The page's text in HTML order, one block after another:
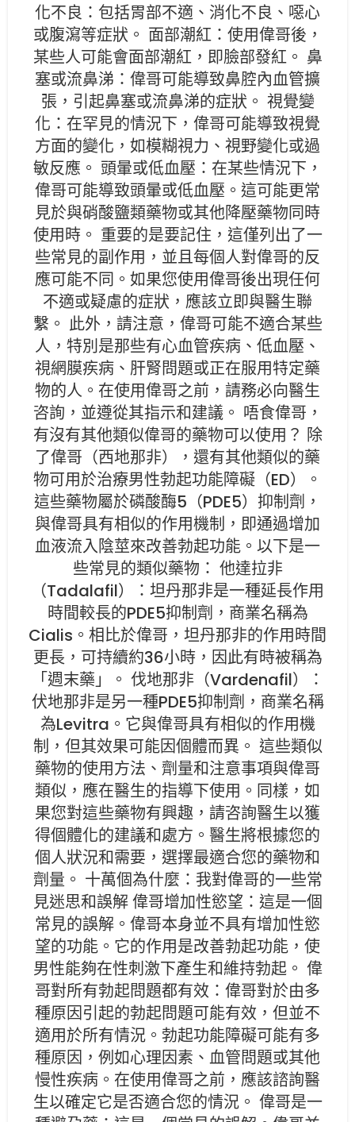
化不良：包括胃部不適、消化不良、噁心
或腹瀉等症狀。 面部潮紅：使用偉哥後，
某些人可能會面部潮紅，即臉部發紅。 鼻
塞或流鼻涕：偉哥可能導致鼻腔內血管擴
張，引起鼻塞或流鼻涕的症狀。 視覺變
化：在罕見的情況下，偉哥可能導致視覺
方面的變化，如模糊視力、視野變化或過
敏反應。 頭暈或低血壓：在某些情況下，
偉哥可能導致頭暈或低血壓。這可能更常
見於與硝酸鹽類藥物或其他降壓藥物同時
使用時。 重要的是要記住，這僅列出了一
些常見的副作用，並且每個人對偉哥的反
應可能不同。如果您使用偉哥後出現任何
不適或疑慮的症狀，應該立即與醫生聯
繫。 此外，請注意，偉哥可能不適合某些
人，特別是那些有心血管疾病、低血壓、
視網膜疾病、肝腎問題或正在服用特定藥
物的人。在使用偉哥之前，請務必向醫生
咨詢，並遵從其指示和建議。 唔食偉哥，
有沒有其他類似偉哥的藥物可以使用？ 除
了偉哥（西地那非），還有其他類似的藥
物可用於治療男性勃起功能障礙（ED）。
這些藥物屬於磷酸酶5（PDE5）抑制劑，
與偉哥具有相似的作用機制，即通過增加
血液流入陰莖來改善勃起功能。以下是一
些常見的類似藥物： 他達拉非
（Tadalafil）：坦丹那非是一種延長作用
時間較長的PDE5抑制劑，商業名稱為
Cialis。相比於偉哥，坦丹那非的作用時間
更長，可持續約36小時，因此有時被稱為
「週末藥」。 伐地那非（Vardenafil）：
伏地那非是另一種PDE5抑制劑，商業名稱
為Levitra。它與偉哥具有相似的作用機
制，但其效果可能因個體而異。 這些類似
藥物的使用方法、劑量和注意事項與偉哥
類似，應在醫生的指導下使用。同樣，如
果您對這些藥物有興趣，請咨詢醫生以獲
得個體化的建議和處方。醫生將根據您的
個人狀況和需要，選擇最適合您的藥物和
劑量。 十萬個為什麼：我對偉哥的一些常
見迷思和誤解 偉哥增加性慾望：這是一個
常見的誤解。偉哥本身並不具有增加性慾
望的功能。它的作用是改善勃起功能，使
男性能夠在性刺激下產生和維持勃起。 偉
哥對所有勃起問題都有效：偉哥對於由多
種原因引起的勃起問題可能有效，但並不
適用於所有情況。勃起功能障礙可能有多
種原因，例如心理因素、血管問題或其他
慢性疾病。在使用偉哥之前，應該諮詢醫
生以確定它是否適合您的情況。 偉哥是一